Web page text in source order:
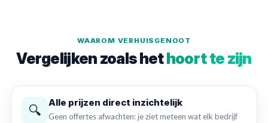
WAAROM VERHUISGENOOT
Vergelijken zoals hethoort te zijn
🔍 Alle prijzen direct inzichtelijk
Geen offertes afwachten: je ziet meteen wat elk bedrijf